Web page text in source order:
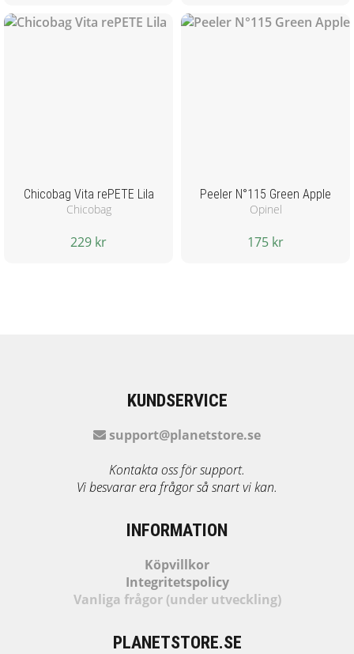
Chicobag Vita rePETE Lila
Chicobag
229 kr
Peeler N°115 Green Apple
Opinel
175 kr
KUNDSERVICE
support@planetstore.se
Kontakta oss för support.
Vi besvarar era frågor så snart vi kan.
INFORMATION
Köpvillkor
Integritetspolicy
Vanliga frågor (under utveckling)
PLANETSTORE.SE